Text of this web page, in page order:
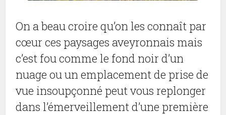
On a beau croire qu’on les connaît par
cœur ces paysages aveyronnais mais
c’est fou comme le fond noir d’un
nuage ou un emplacement de prise de
vue insoupçonné peut vous replonger
dans l’émerveillement d’une première